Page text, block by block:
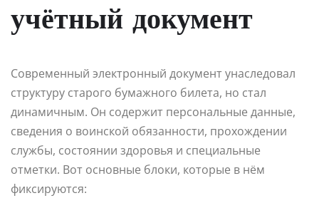
учётный документ
Современный электронный документ унаследовал
структуру старого бумажного билета, но стал
динамичным. Он содержит персональные данные,
сведения о воинской обязанности, прохождении
службы, состоянии здоровья и специальные
отметки. Вот основные блоки, которые в нём
фиксируются: